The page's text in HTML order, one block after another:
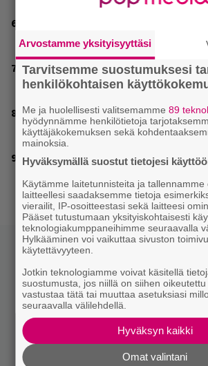
taivaltaan – ilmaistapahtumassa
Valtava Yle 100 vuotta -tapahtuma
syyskuussa – muista myös
Kent mainittu, ja syystä: kovassa
ruotsalaisyhtye saapuu Suomeen
Helsingin Kulttuuritalon KULT-klubi
kulttiartisteja, suomalaista
väliltä
Arvostamme yksityisyyttäsi
Tarvitsemme suostumuksesi
henkilökohtaisen
Me ja huolellisesti valitsemamme89
hyödynnämme henkilötietoja
käyttäjäkokemuksen sekä
mainoksia.
Hyväksymällä suostut tietojesi
Käytämme laitetunnisteita ja tallennamme
laitteellesi saadaksemme tietoja
vierailit, IP-osoitteestasi sekä laitteesi
Pääset tutustumaan yksityiskohtaisesti
teknologiakumppaneihimme seuraavalla
Hylkääminen voi vaikuttaa sivuston
käytettävyyteen.
Jotkin teknologiamme voivat käsitellä
suostumusta, jos niillä on siihen
vastustaa tätä tai muuttaa asetuksiasi
seuraavalla välilehdellä.
Hyväksyn kaikki
Omat valintani